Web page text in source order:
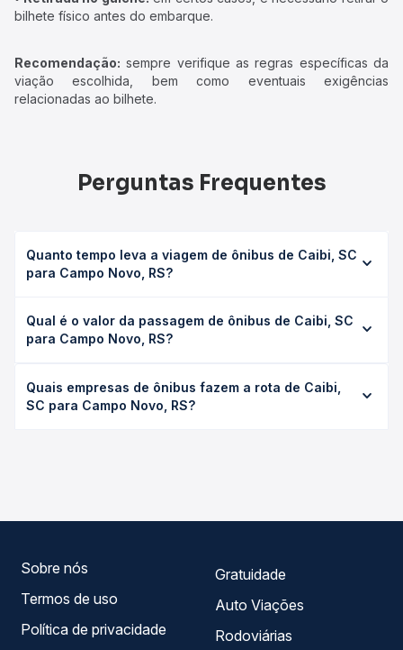
bilhete físico antes do embarque.
Recomendação: sempre verifique as regras específicas da
viação escolhida, bem como eventuais exigências
relacionadas ao bilhete.
Perguntas Frequentes
Quanto tempo leva a viagem de ônibus de Caibi, SC
para Campo Novo, RS?
leva em média 3h 31min, podendo variar conforme a
viação, o tipo de serviço (convencional, executivo ou
exata de cada opção na data desejada.
Qual é o valor da passagem de ônibus de Caibi, SC
para Campo Novo, RS?
Novo, RS custa em média R$ 94,87 e varia conforme a
data da viagem, a empresa, o tipo de poltrona e a
Quais empresas de ônibus fazem a rota de Caibi,
SC para Campo Novo, RS?
Sobre nós
Termos de uso
Política de privacidade
Gratuidade
Auto Viações
Rodoviárias